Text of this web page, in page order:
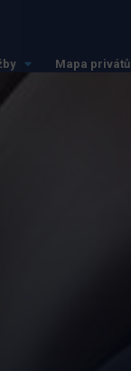
Mapa privátů